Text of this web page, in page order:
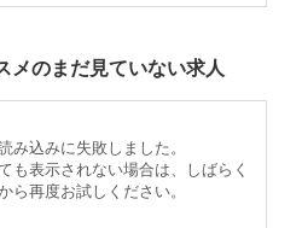
メのまだ見ていない求人
み込みに失敗しました。
も表示されない場合は、しばらく
ら再度お試しください。